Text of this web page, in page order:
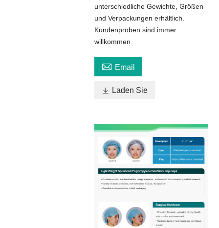
unterschiedliche Gewichte, Größen
und Verpackungen erhältlich.
Kundenproben sind immer
willkommen
 Email
 Laden Sie